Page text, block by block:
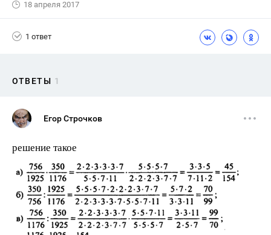
18 апреля 2017
1 ответ
ОТВЕТЫ 1
Егор Строчков
решение такое